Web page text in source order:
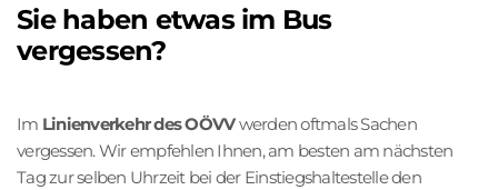
Sie haben etwas im Bus
vergessen?
Im Linienverkehr des OÖVVwerden oftmals Sachen
vergessen. Wir empfehlen Ihnen, am besten am nächsten
Tag zur selben Uhrzeit bei der Einstiegshaltestelle den